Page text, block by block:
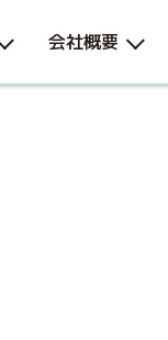
会社概要